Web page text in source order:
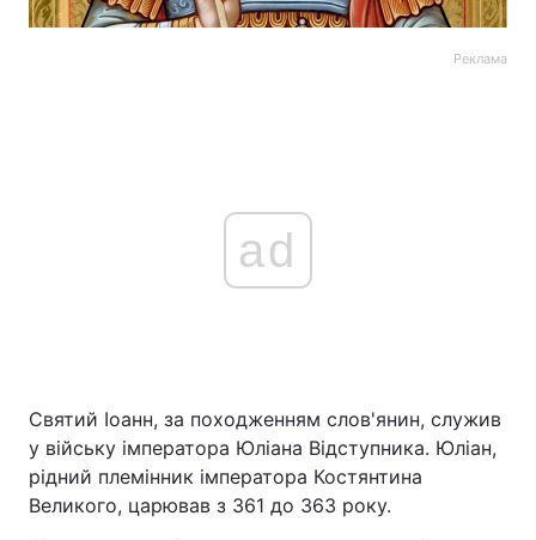
Реклама
ad
Святий Іоанн, за походженням слов'янин, служив
у війську імператора Юліана Відступника. Юліан,
рідний племінник імператора Костянтина
Великого, царював з 361 до 363 року.